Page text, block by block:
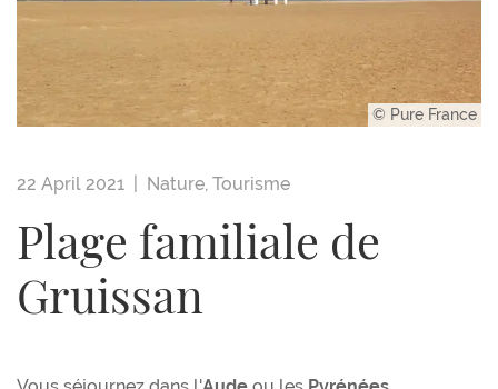
© Pure France
22 April 2021 | Nature, Tourisme
Plage familiale de
Gruissan